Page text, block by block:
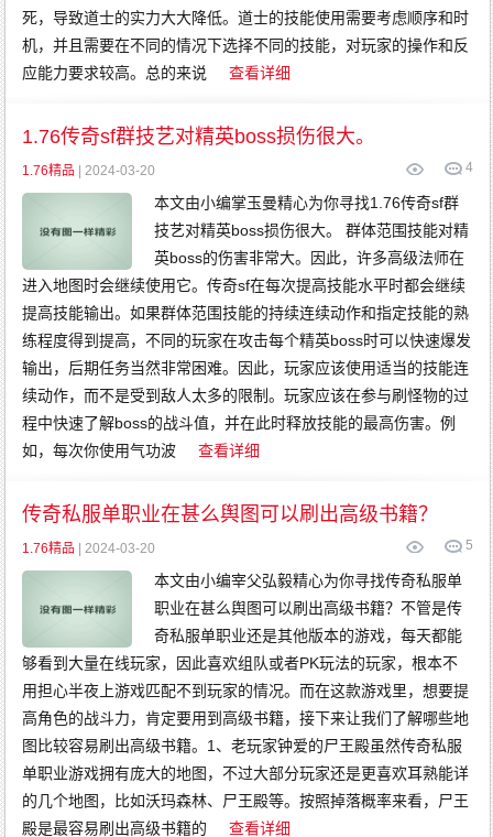
死，导致道士的实力大大降低。道士的技能使用需要考虑顺序和时
机，并且需要在不同的情况下选择不同的技能，对玩家的操作和反
应能力要求较高。总的来说
查看详细
1.76传奇sf群技艺对精英boss损伤很大。
4
1.76精品 | 2024-03-20
本文由小编掌玉曼精心为你寻找1.76传奇sf群
技艺对精英boss损伤很大。 群体范围技能对精
英boss的伤害非常大。因此，许多高级法师在
进入地图时会继续使用它。传奇sf在每次提高技能水平时都会继续
提高技能输出。如果群体范围技能的持续连续动作和指定技能的熟
练程度得到提高，不同的玩家在攻击每个精英boss时可以快速爆发
输出，后期任务当然非常困难。因此，玩家应该使用适当的技能连
续动作，而不是受到敌人太多的限制。玩家应该在参与刷怪物的过
程中快速了解boss的战斗值，并在此时释放技能的最高伤害。例
如，每次你使用气功波
查看详细
传奇私服单职业在甚么舆图可以刷出高级书籍？
5
1.76精品 | 2024-03-20
本文由小编宰父弘毅精心为你寻找传奇私服单
职业在甚么舆图可以刷出高级书籍？不管是传
奇私服单职业还是其他版本的游戏，每天都能
够看到大量在线玩家，因此喜欢组队或者PK玩法的玩家，根本不
用担心半夜上游戏匹配不到玩家的情况。而在这款游戏里，想要提
高角色的战斗力，肯定要用到高级书籍，接下来让我们了解哪些地
图比较容易刷出高级书籍。1、老玩家钟爱的尸王殿虽然传奇私服
单职业游戏拥有庞大的地图，不过大部分玩家还是更喜欢耳熟能详
的几个地图，比如沃玛森林、尸王殿等。按照掉落概率来看，尸王
殿是最容易刷出高级书籍的
查看详细